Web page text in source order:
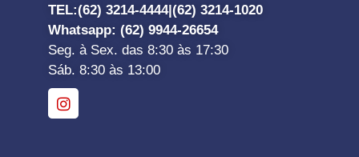
TEL:(62) 3214-4444| (62) 3214-1020
Whatsapp: (62) 9944-26654
Seg. à Sex. das 8:30 às 17:30
Sáb. 8:30 às 13:00